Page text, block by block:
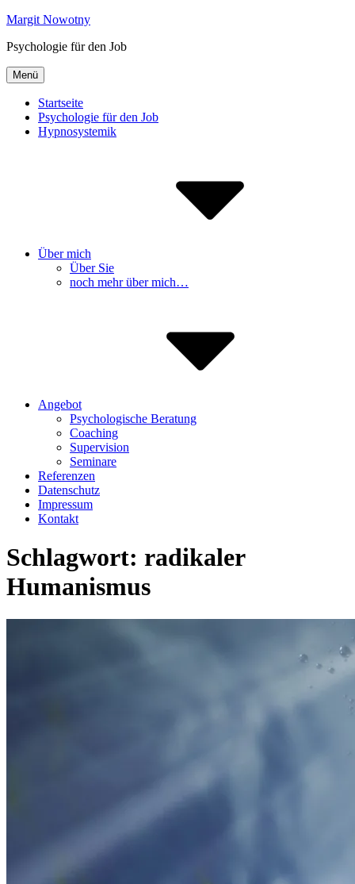
Inhalte
Margit Nowotny
Psychologie für den Job
Menü
Startseite
Psychologie für den Job
Hypnosystemik
Über mich
Über Sie
noch mehr über mich…
Angebot
Psychologische Beratung
Coaching
Supervision
Seminare
Referenzen
Datenschutz
Impressum
Kontakt
Schlagwort: radikaler
Humanismus